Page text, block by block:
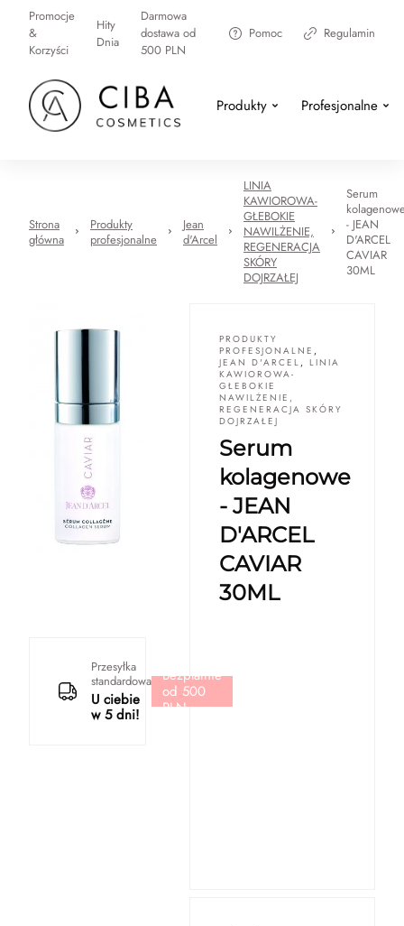
Promocje
&
Korzyści
Hity
Dnia
Darmowa
dostawa od
500 PLN
Pomoc Regulamin
Produkty Profesjonalne
Strona
główna
Produkty
profesjonalne
Jean
d'Arcel
LINIA
KAWIOROWA-
GŁEBOKIE
NAWILŻENIE,
REGENERACJA
SKÓRY
DOJRZAŁEJ
Serum
- JEAN
D'ARCEL
CAVIAR
30ML
Przesyłka
standardowa
U ciebie
w 5 dni!
Bezpłatnie
od 500
PLN
PRODUKTY
PROFESJONALNE ,
JEAN D'ARCEL , LINIA
KAWIOROWA-
GŁEBOKIE
NAWILŻENIE,
REGENERACJA SKÓRY
DOJRZAŁEJ
Serum
kolagenowe
- JEAN
D'ARCEL
CAVIAR
30ML